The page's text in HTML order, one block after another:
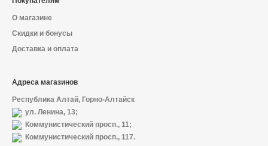
О магазине
Скидки и бонусы
Доставка и оплата
Адреса магазинов
Республика Алтай, Горно-Алтайск
ул. Ленина, 13;
Коммунистический просп., 11;
Коммунистический просп., 117.